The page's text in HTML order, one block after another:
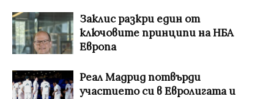
Заклис разкри един от
ключовите принципи на НБА
Европа
Реал Мадрид потвърди
участието си в Евролигата и